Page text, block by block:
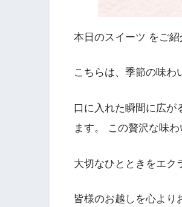
本日のスイーツ をご紹
こちらは、季節の味わ
口に入れた瞬間に広が
ます。 この贅沢な味
大切なひとときをエク
皆様のお越しを心より